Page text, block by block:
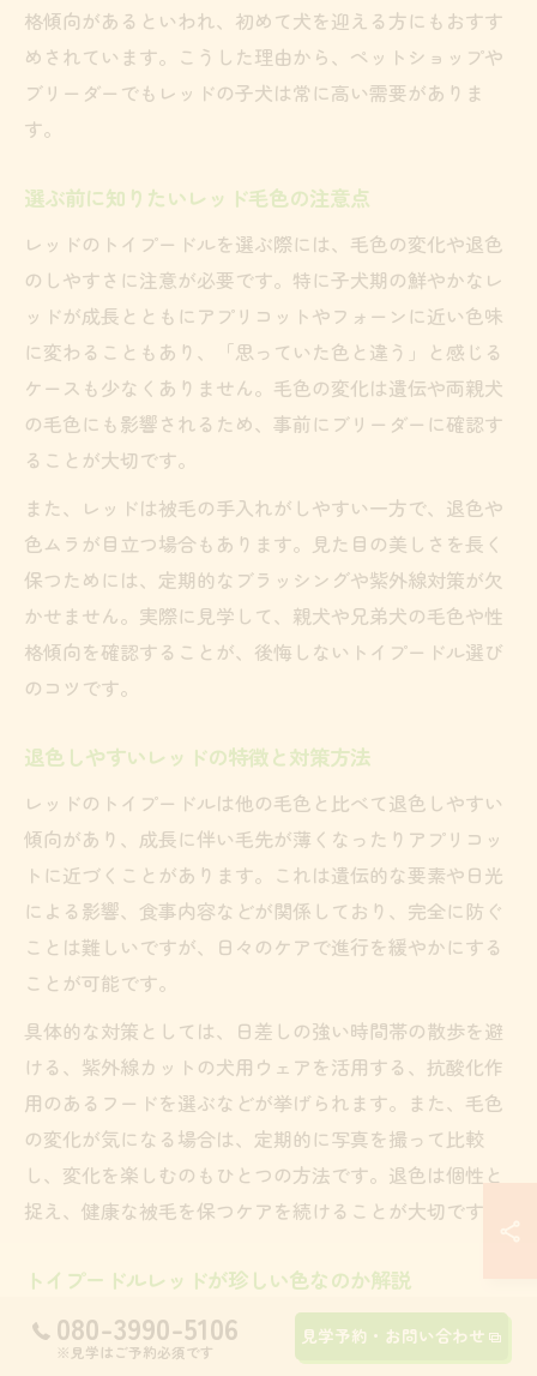
格傾向があるといわれ、初めて犬を迎える方にもおすす
めされています。こうした理由から、ペットショップや
ブリーダーでもレッドの子犬は常に高い需要がありま
す。
選ぶ前に知りたいレッド毛色の注意点
レッドのトイプードルを選ぶ際には、毛色の変化や退色
のしやすさに注意が必要です。特に子犬期の鮮やかなレ
ッドが成長とともにアプリコットやフォーンに近い色味
に変わることもあり、「思っていた色と違う」と感じる
ケースも少なくありません。毛色の変化は遺伝や両親犬
の毛色にも影響されるため、事前にブリーダーに確認す
ることが大切です。
また、レッドは被毛の手入れがしやすい一方で、退色や
色ムラが目立つ場合もあります。見た目の美しさを長く
保つためには、定期的なブラッシングや紫外線対策が欠
かせません。実際に見学して、親犬や兄弟犬の毛色や性
格傾向を確認することが、後悔しないトイプードル選び
のコツです。
退色しやすいレッドの特徴と対策方法
レッドのトイプードルは他の毛色と比べて退色しやすい
傾向があり、成長に伴い毛先が薄くなったりアプリコッ
トに近づくことがあります。これは遺伝的な要素や日光
による影響、食事内容などが関係しており、完全に防ぐ
ことは難しいですが、日々のケアで進行を緩やかにする
ことが可能です。
具体的な対策としては、日差しの強い時間帯の散歩を避
ける、紫外線カットの犬用ウェアを活用する、抗酸化作
用のあるフードを選ぶなどが挙げられます。また、毛色
の変化が気になる場合は、定期的に写真を撮って比較
し、変化を楽しむのもひとつの方法です。退色は個性と
捉え、健康な被毛を保つケアを続けることが大切です。
トイプードルレッドが珍しい色なのか解説
トイプードルのレッドは、現在国内で最も流通している
毛色のひとつであり、珍しい色とはいえません。むし
080-3990-5106
※見学はご予約必須です
見学予約・お問い合わせ